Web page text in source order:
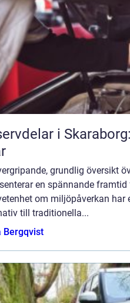
i
grundlig översikt
en spännande
om miljöpåverkan
till traditionella...
Bergqvist